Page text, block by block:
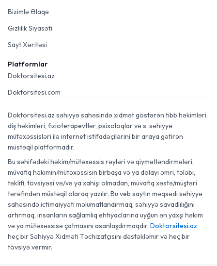
Bizimlə Əlaqə
Gizlilik Siyasəti
Sayt Xəritəsi
Platformlar
Doktorsitesi.az
Doktorsitesi.com
Doktorsitesi.az səhiyyə sahəsində xidmət göstərən tibb həkimləri,
diş həkimləri, fizioterapevtlər, psixoloqlar və s. səhiyyə
mütəxəssisləri ilə internet istifadəçilərini bir araya gətirən
müstəqil platformadır.
Bu səhifədəki həkim/mütəxəssis rəyləri və qiymətləndirmələri,
müvafiq həkimin/mütəxəssisin birbaşa və ya dolayı əmri, tələbi,
təklifi, tövsiyəsi və/və ya xahişi olmadan, müvafiq xəstə/müştəri
tərəfindən müstəqil olaraq yazılır. Bu veb saytın məqsədi səhiyyə
sahəsində ictimaiyyəti məlumatlandırmaq, səhiyyə savadlılığını
artırmaq, insanların sağlamlıq ehtiyaclarına uyğun ən yaxşı həkim
və ya mütəxəssisə çatmasını asanlaşdırmaqdır. Doktorsitesi.az
heç bir Səhiyyə Xidməti Təchizatçısını dəstəkləmir və heç bir
tövsiyə vermir.